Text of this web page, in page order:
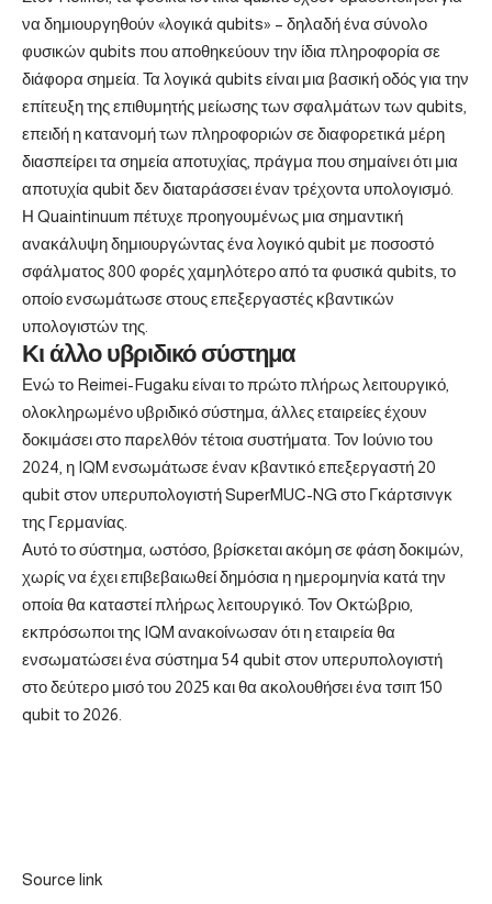
να δημιουργηθούν «λογικά qubits» – δηλαδή ένα σύνολο
φυσικών qubits που αποθηκεύουν την ίδια πληροφορία σε
διάφορα σημεία. Τα λογικά qubits είναι μια βασική οδός για την
επίτευξη της επιθυμητής μείωσης των σφαλμάτων των qubits,
επειδή η κατανομή των πληροφοριών σε διαφορετικά μέρη
διασπείρει τα σημεία αποτυχίας, πράγμα που σημαίνει ότι μια
αποτυχία qubit δεν διαταράσσει έναν τρέχοντα υπολογισμό.
Η Quaintinuum πέτυχε προηγουμένως μια σημαντική
ανακάλυψη δημιουργώντας ένα λογικό qubit με ποσοστό
σφάλματος 800 φορές χαμηλότερο από τα φυσικά qubits, το
οποίο ενσωμάτωσε στους επεξεργαστές κβαντικών
υπολογιστών της.
Κι άλλο υβριδικό σύστημα
Ενώ το Reimei-Fugaku είναι το πρώτο πλήρως λειτουργικό,
ολοκληρωμένο υβριδικό σύστημα, άλλες εταιρείες έχουν
δοκιμάσει στο παρελθόν τέτοια συστήματα. Τον Ιούνιο του
2024, η IQM ενσωμάτωσε έναν κβαντικό επεξεργαστή 20
qubit στον υπερυπολογιστή SuperMUC-NG στο Γκάρτσινγκ
της Γερμανίας.
Αυτό το σύστημα, ωστόσο, βρίσκεται ακόμη σε φάση δοκιμών,
χωρίς να έχει επιβεβαιωθεί δημόσια η ημερομηνία κατά την
οποία θα καταστεί πλήρως λειτουργικό. Τον Οκτώβριο,
εκπρόσωποι της IQM ανακοίνωσαν ότι η εταιρεία θα
ενσωματώσει ένα σύστημα 54 qubit στον υπερυπολογιστή
στο δεύτερο μισό του 2025 και θα ακολουθήσει ένα τσιπ 150
qubit το 2026.
Source link